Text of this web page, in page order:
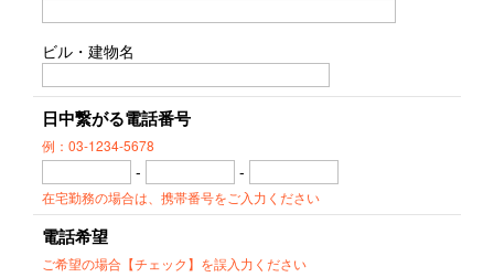
ビル・建物名
日中繋がる電話番号
例：03-1234-5678
- -
在宅勤務の場合は、携帯番号をご入力ください
電話希望
ご希望の場合【チェック】を誤入力ください